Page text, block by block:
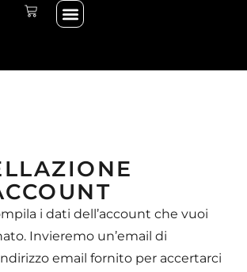
Menü
WARENKORB
i dati dell’account che vuoi
Invieremo un’email di
email fornito per accertarci